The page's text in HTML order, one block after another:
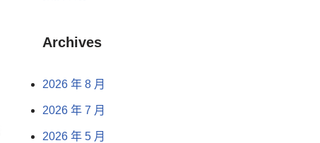
Archives
2026 年 8 月
2026 年 7 月
2026 年 5 月